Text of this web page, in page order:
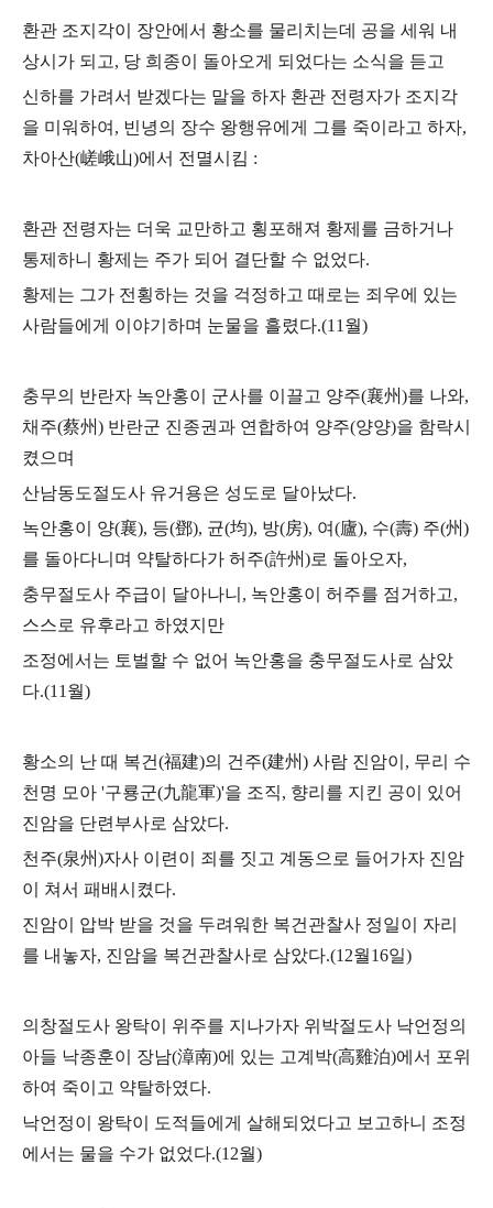
환관 조지각이 장안에서 황소를 물리치는데 공을 세워 내
상시가 되고, 당 희종이 돌아오게 되었다는 소식을 듣고
신하를 가려서 받겠다는 말을 하자 환관 전령자가 조지각
을 미워하여 , 빈녕의 장수 왕행유에게 그를 죽이라고 하자,
차아산(嵯峨山)에서 전멸시킴 :
환관 전령자는 더욱 교만하고 횡포해져 황제를 금하거나
통제하니 황제는 주가 되어 결단할 수 없었다.
황제는 그가 전횡하는 것을 걱정하고 때로는 죄우에 있는
사람들에게 이야기하며 눈물을 흘렸다.(11 월)
충무의 반란자 녹안홍이 군사를 이끌고 양주(襄州)를 나와,
채주(蔡州) 반란군 진종권과 연합하여 양주(양양)을 함락시
켰으며
산남동도절도사 유거용은 성도로 달아났다.
녹안홍이 양(襄), 등(鄧), 균(均), 방(房), 여(廬), 수(壽) 주(州)
를 돌아다니며 약탈하다가 허주(許州)로 돌아오자,
충무절도사 주급이 달아나니 , 녹안홍이 허주를 점거하고,
스스로 유후라고 하였지만
조정에서는 토벌할 수 없어 녹안홍을 충무절도사로 삼았
다.(11 월)
황소의 난 때 복건(福建)의 건주(建州) 사람 진암이 , 무리 수
천명 모아 '구룡군(九龍軍)'을 조직, 향리를 지킨 공이 있어
진암을 단련부사로 삼았다.
천주(泉州)자사 이련이 죄를 짓고 계동으로 들어가자 진암
이 쳐서 패배시켰다.
진암이 압박 받을 것을 두려워한 복건관찰사 정일이 자리
를 내놓자, 진암을 복건관찰사로 삼았다.(12월16일)
의창절도사 왕탁이 위주를 지나가자 위박절도사 낙언정의
아들 낙종훈이 장남(漳南)에 있는 고계박(高雞泊)에서 포위
하여 죽이고 약탈하였다.
낙언정이 왕탁이 도적들에게 살해되었다고 보고하니 조정
에서는 물을 수가 없었다.(12월)